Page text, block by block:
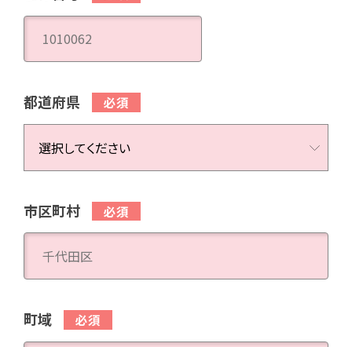
都道府県
市区町村
町域